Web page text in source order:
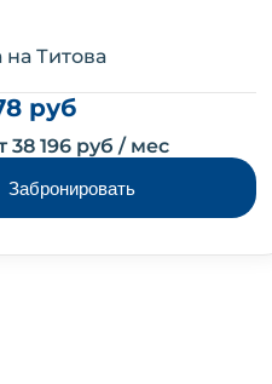
Титова
руб
38 196 руб / мес
Забронировать